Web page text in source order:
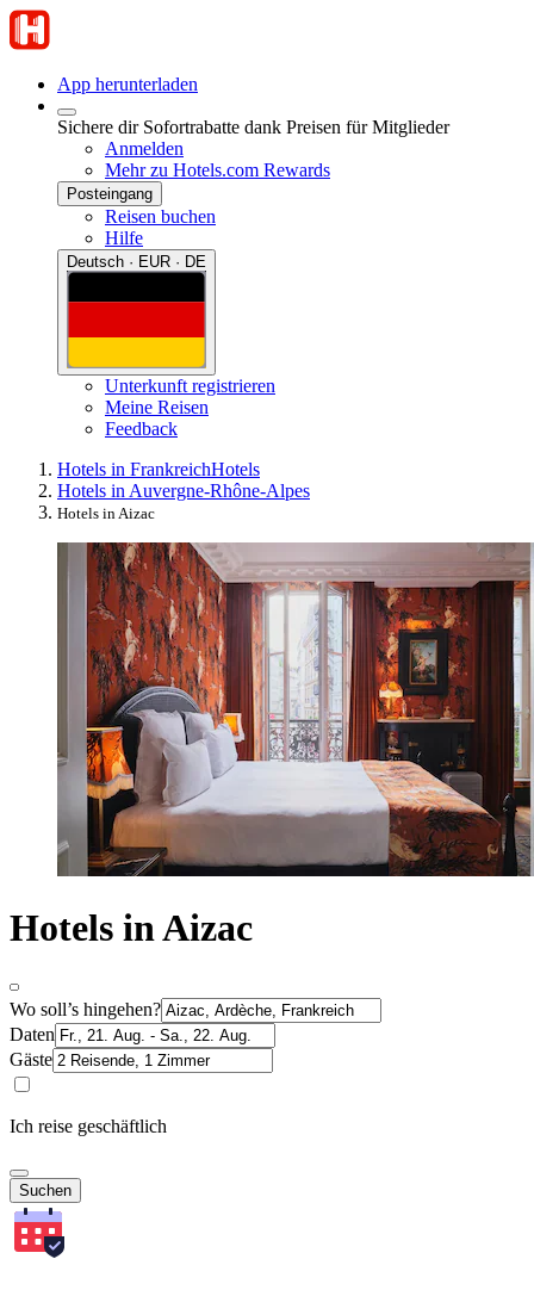
App herunterladen
Sichere dir Sofortrabatte dank Preisen für Mitglieder
Anmelden
Mehr zu Hotels.com Rewards
Posteingang
Reisen buchen
Hilfe
Deutsch · EUR · DE
Unterkunft registrieren
Meine Reisen
Feedback
Hotels in FrankreichHotels
Hotels in Auvergne-Rhône-Alpes
Hotels in Aizac
Hotels in Aizac
Wo soll’s hingehen?
Daten
Gäste
Ich reise geschäftlich
Suchen